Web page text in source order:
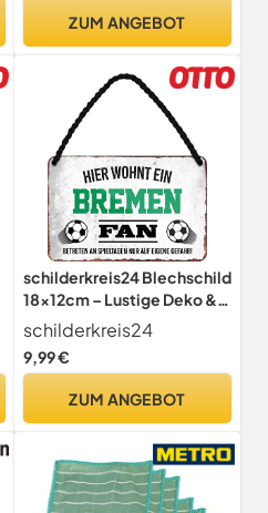
ZUM ANGEBOT
schilderkreis24 Blechschild
18x12cm – Lustige Deko &
Geschenkidee für
Fußballfans (Hier wohnt ein
Bremen Fan - Betreten
schilderkreis24
9,99 €
ZUM ANGEBOT